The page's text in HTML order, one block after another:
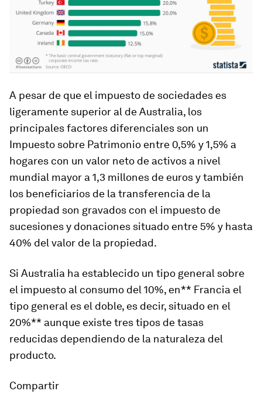
A pesar de que el impuesto de sociedades es
ligeramente superior al de Australia, los
principales factores diferenciales son un
Impuesto sobre Patrimonio entre 0,5% y 1,5% a
hogares con un valor neto de activos a nivel
mundial mayor a 1,3 millones de euros y también
los beneficiarios de la transferencia de la
propiedad son gravados con el impuesto de
sucesiones y donaciones situado entre 5% y hasta
40% del valor de la propiedad.
Si Australia ha establecido un tipo general sobre
el impuesto al consumo del 10%, en** Francia el
tipo general es el doble, es decir, situado en el
20%** aunque existe tres tipos de tasas
reducidas dependiendo de la naturaleza del
producto.
Compartir